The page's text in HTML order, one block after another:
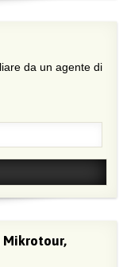
da un agente di